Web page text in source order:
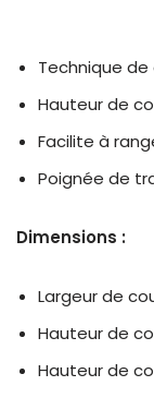
Technique de
Hauteur de
Facilite à
Poignée de
Dimensions :
Largeur de
Hauteur de
Hauteur de